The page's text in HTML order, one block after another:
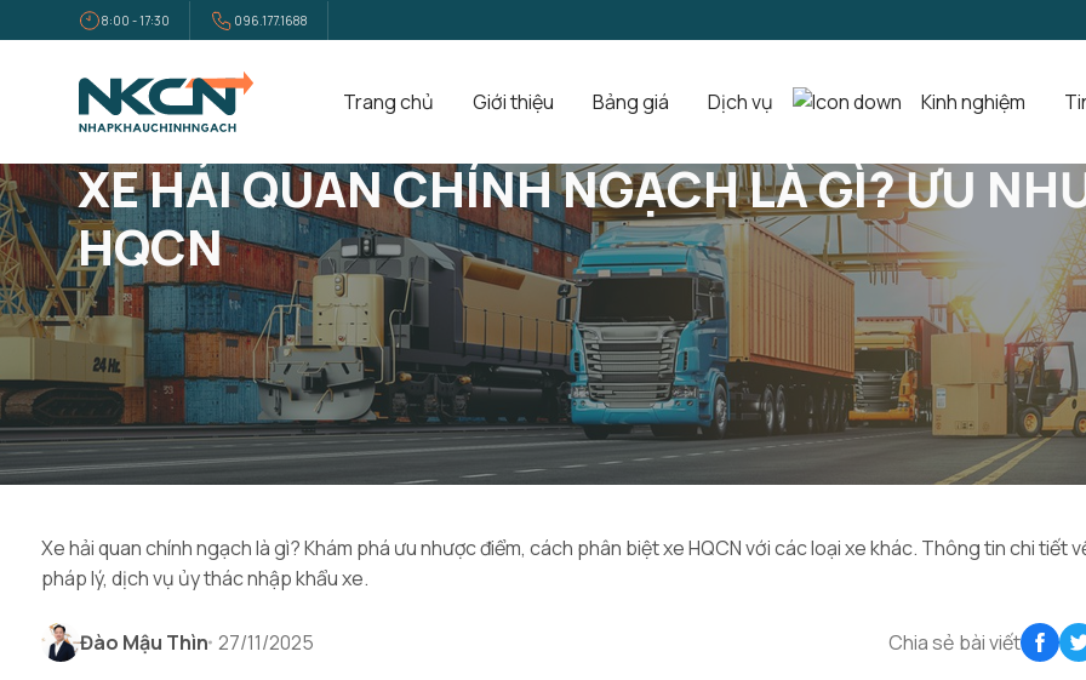
8:00 - 17:30 096.177.1688
Trang chủ Giới thiệu Bảng giá Dịch vụ Kinh nghiệm
Trang Chủ Tin Tức
XE HẢI QUAN CHÍNH NGẠCH LÀ GÌ? ƯU
HQCN
Xe hải quan chính ngạch là gì? Khám phá ưu nhược điểm, cách phân biệt xe HQCN với các loại xe khác. Thông tin chi tiết
pháp lý, dịch vụ ủy thác nhập khẩu xe.
Đào Mậu Thìn 27/11/2025 Chia sẻ bài viết